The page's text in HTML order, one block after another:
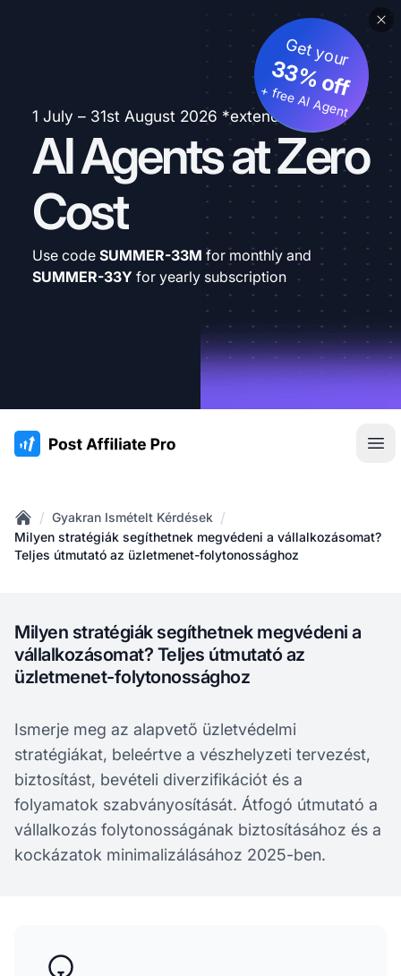
1 July – 31st August 2026 *extended
AI Agents at Zero
Cost
Get your
33% off
+ free AI Agent
Use code SUMMER-33M for monthly and
SUMMER-33Y for yearly subscription
:site.title
Home
/ Gyakran Ismételt Kérdések /
Milyen stratégiák segíthetnek megvédeni a vállalkozásomat?
Teljes útmutató az üzletmenet-folytonossághoz
Milyen stratégiák segíthetnek megvédeni a
vállalkozásomat? Teljes útmutató az
üzletmenet-folytonossághoz
Ismerje meg az alapvető üzletvédelmi
stratégiákat, beleértve a vészhelyzeti tervezést,
biztosítást, bevételi diverzifikációt és a
folyamatok szabványosítását. Átfogó útmutató a
vállalkozás folytonosságának biztosításához és a
kockázatok minimalizálásához 2025-ben.